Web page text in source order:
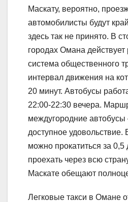
Маскату, вероятно,
автомобилисты будут
здесь так не принято. В
городах Омана действует
система общественного
интервал движения на
20 минут. Автобусы
22:00-22:30 вечера.
междугородние
доступное удовольствие.
можно прокатиться за 0,5
проехать через всю
Маскате обещают
Легковые такси в Омане